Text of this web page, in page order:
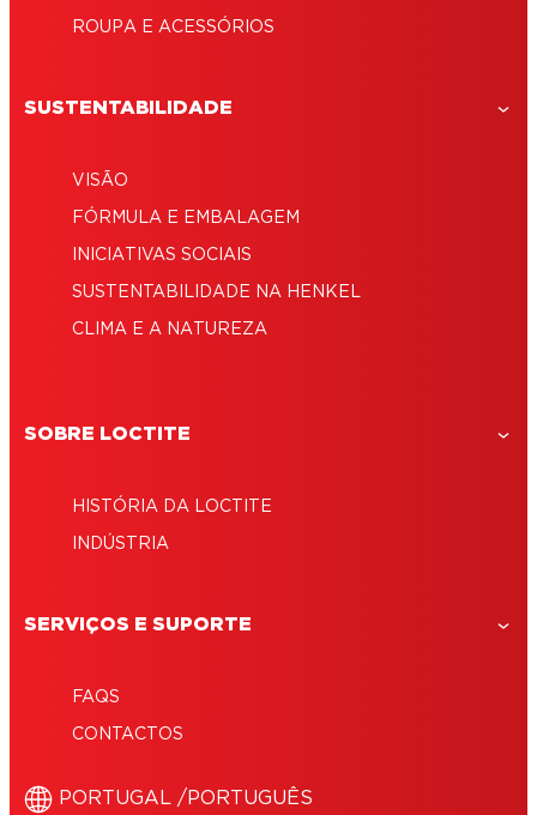
ROUPA E ACESSÓRIOS
SUSTENTABILIDADE
VISÃO
FÓRMULA E EMBALAGEM
INICIATIVAS SOCIAIS
SUSTENTABILIDADE NA HENKEL
CLIMA E A NATUREZA
SOBRE LOCTITE
HISTÓRIA DA LOCTITE
INDÚSTRIA
SERVIÇOS E SUPORTE
FAQS
CONTACTOS
‎PORTUGAL /‎PORTUGUÊS